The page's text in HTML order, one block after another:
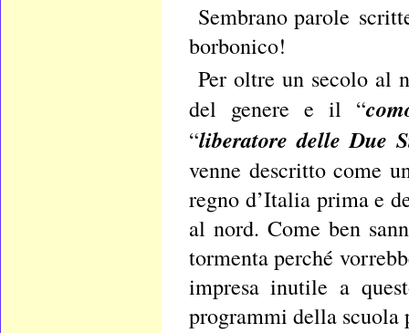
Sembrano parole
borbonico!
Per oltre un secolo al
del genere e il “
“liberatore delle Due
venne descritto come
regno d’Italia prima e
al nord. Come ben
tormenta perché
impresa inutile a
programmi della scuola